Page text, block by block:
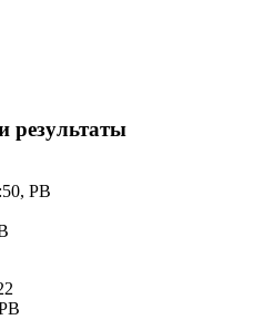
результаты
PB